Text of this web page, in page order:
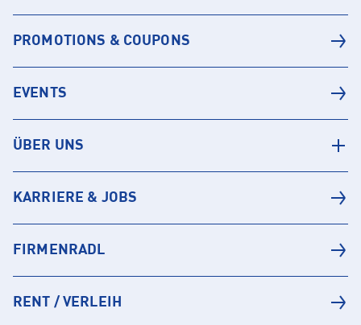
PROMOTIONS & COUPONS
EVENTS
ÜBER UNS
KARRIERE & JOBS
FIRMENRADL
RENT / VERLEIH